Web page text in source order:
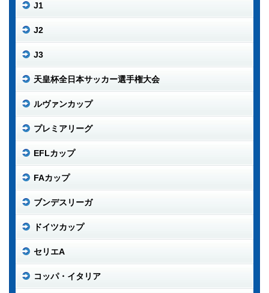
J1
J2
J3
天皇杯全日本サッカー選手権大会
ルヴァンカップ
プレミアリーグ
EFLカップ
FAカップ
ブンデスリーガ
ドイツカップ
セリエA
コッパ・イタリア